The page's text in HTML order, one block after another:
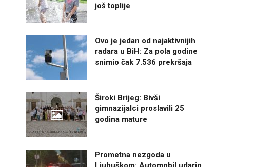
još toplije
Ovo je jedan od najaktivnijih
radara u BiH: Za pola godine
snimio čak 7.536 prekršaja
Široki Brijeg: Bivši
gimnazijalci proslavili 25
godina mature
Prometna nezgoda u